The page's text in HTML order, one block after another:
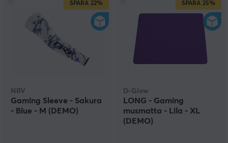
SPARA 22%
NRV
Gaming Sleeve - Sakura
- Blue - M (DEMO)
SPARA 25%
D-Glow
LONG - Gaming
musmatta - Lila - XL
(DEMO)